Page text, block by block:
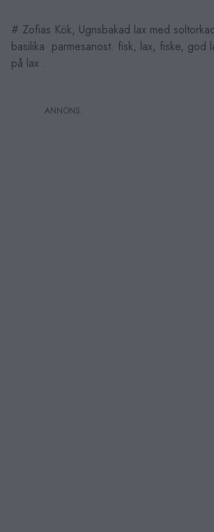
# Zofias Kök, Ugnsbakad lax med
basilika parmesanost. fisk, lax, fiske, god
på lax .